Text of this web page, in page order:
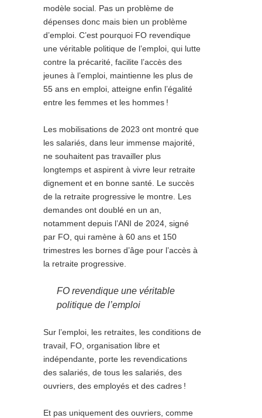
modèle social. Pas un problème de
dépenses donc mais bien un problème
d’emploi. C’est pourquoi FO revendique
une véritable politique de l’emploi, qui lutte
contre la précarité, facilite l’accès des
jeunes à l’emploi, maintienne les plus de
55 ans en emploi, atteigne enfin l’égalité
entre les femmes et les hommes !
Les mobilisations de 2023 ont montré que
les salariés, dans leur immense majorité,
ne souhaitent pas travailler plus
longtemps et aspirent à vivre leur retraite
dignement et en bonne santé. Le succès
de la retraite progressive le montre. Les
demandes ont doublé en un an,
notamment depuis l’ANI de 2024, signé
par FO, qui ramène à 60 ans et 150
trimestres les bornes d’âge pour l’accès à
la retraite progressive.
FO revendique une véritable
politique de l’emploi
Sur l’emploi, les retraites, les conditions de
travail, FO, organisation libre et
indépendante, porte les revendications
des salariés, de tous les salariés, des
ouvriers, des employés et des cadres !
Et pas uniquement des ouvriers, comme